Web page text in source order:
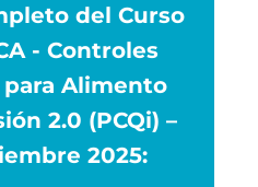
del Curso
- Controles
Alimento
2.0 (PCQi) –
2025: